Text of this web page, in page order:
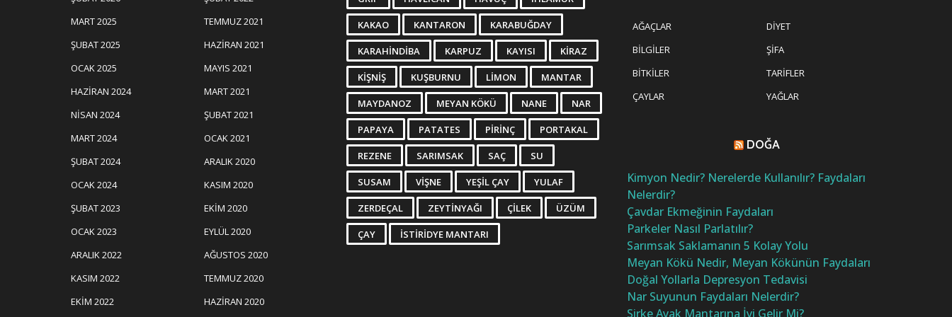
MART 2025
ŞUBAT 2025
OCAK 2025
HAZIRAN 2024
NISAN 2024
MART 2024
ŞUBAT 2024
OCAK 2024
ŞUBAT 2023
OCAK 2023
ARALIK 2022
KASIM 2022
EKIM 2022
TEMMUZ 2021
HAZIRAN 2021
MAYIS 2021
MART 2021
ŞUBAT 2021
OCAK 2021
ARALIK 2020
KASIM 2020
EKIM 2020
EYLÜL 2020
AĞUSTOS 2020
TEMMUZ 2020
HAZIRAN 2020
KAKAO KANTARON KARABUĞDAY
KARAHINDIBA KARPUZ KAYISI KIRAZ
KIŞNIŞ KUŞBURNU LIMON MANTAR
MAYDANOZ MEYAN KÖKÜ NANE NAR
PAPAYA PATATES PIRINÇ PORTAKAL
REZENE SARIMSAK SAÇ SU
SUSAM VIŞNE YEŞIL ÇAY YULAF
ZERDEÇAL ZEYTINYAĞI ÇILEK ÜZÜM
ÇAY İSTIRIDYE MANTARI
AĞAÇLAR
BILGILER
BITKILER
ÇAYLAR
DIYET
ŞIFA
TARIFLER
YAĞLAR
DOĞA
Kimyon Nedir? Nerelerde Kullanılır? Faydaları
Nelerdir?
Çavdar Ekmeğinin Faydaları
Parkeler Nasıl Parlatılır?
Sarımsak Saklamanın 5 Kolay Yolu
Meyan Kökü Nedir, Meyan Kökünün Faydaları
Doğal Yollarla Depresyon Tedavisi
Nar Suyunun Faydaları Nelerdir?
Sirke Ayak Mantarına İyi Gelir Mi?